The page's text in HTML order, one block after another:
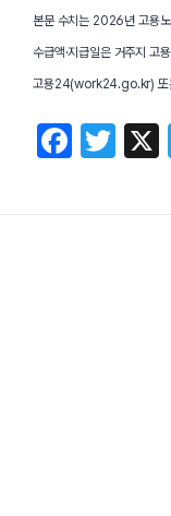
본문 수치는 2026년 고용노
수급액·지급일은 거주지 고
고용24(work24.go.kr) 또
F
c
T
itt